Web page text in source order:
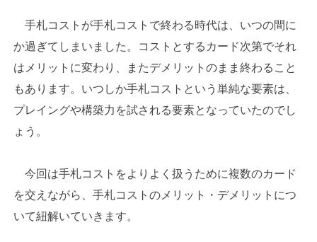
手札コストが手札コストで終わる時代は、いつの間に
か過ぎてしまいました。コストとするカード次第でそれ
はメリットに変わり、またデメリットのまま終わること
もあります。いつしか手札コストという単純な要素は、
プレイングや構築力を試される要素となっていたのでし
ょう。
今回は手札コストをよりよく扱うために複数のカード
を交えながら、手札コストのメリット・デメリットにつ
いて紐解いていきます。